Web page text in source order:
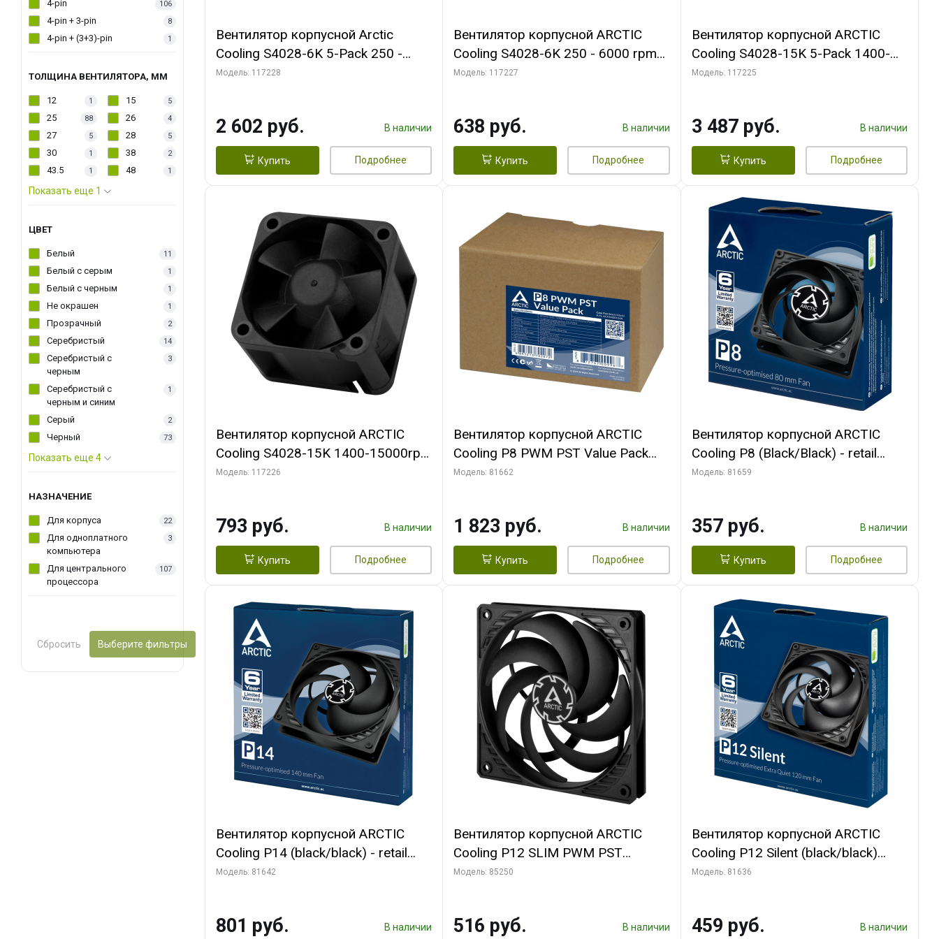
4-pin 106
4-pin + 3-pin 8
4-pin + (3+3)-pin 1
ТОЛЩИНА ВЕНТИЛЯТОРА, ММ
12 1 15 5
25 88 26 4
27 5 28 5
30 1 38 2
43.5 1 48 1
Показать еще 1
ЦВЕТ
Белый 11
Белый с серым 1
Белый с черным 1
Не окрашен 1
Прозрачный 2
Серебристый 14
Серебристый с
черным
3
Серебристый с
черным и синим
1
Серый 2
Черный 73
Показать еще 4
НАЗНАЧЕНИЕ
Для корпуса 22
Для одноплатного
компьютера
3
Для центрального
процессора
107
Сбросить Выберите фильтры
Вентилятор корпусной Arctic
Cooling S4028-6K 5-Pack 250 -
6000 rpm Dual Ball Bearing 4-Pin
Модель: 117228
2 602 руб. В наличии
Купить Подробнее
Вентилятор корпусной ARCTIC
Cooling S4028-6K 250 - 6000 rpm
Dual Ball Bearing 4-Pin Fan-
Модель: 117227
638 руб. В наличии
Купить Подробнее
Вентилятор корпусной ARCTIC
Cooling S4028-15K 5-Pack 1400-
15000rpm rpm Dual Ball Bearing 4-
Модель: 117225
3 487 руб. В наличии
Купить Подробнее
Вентилятор корпусной ARCTIC
Cooling S4028-15K 1400-15000rpm
Dual Ball Bearing 4-Pin Fan-
Модель: 117226
793 руб. В наличии
Купить Подробнее
Вентилятор корпусной ARCTIC
Cooling P8 PWM PST Value Pack
(Black/Black) - retail
Модель: 81662
1 823 руб. В наличии
Купить Подробнее
Вентилятор корпусной ARCTIC
Cooling P8 (Black/Black) - retail
(ACFAN00147A) (701990)
Модель: 81659
357 руб. В наличии
Купить Подробнее
Вентилятор корпусной ARCTIC
Cooling P14 (black/black) - retail
(ACFAN00123A) (701549) {56}
Модель: 81642
801 руб. В наличии
Вентилятор корпусной ARCTIC
Cooling P12 SLIM PWM PST
(ACFAN00187A) (703130)
Модель: 85250
516 руб. В наличии
Вентилятор корпусной ARCTIC
Cooling P12 Silent (black/black)
(ACFAN00130A)
Модель: 81636
459 руб. В наличии